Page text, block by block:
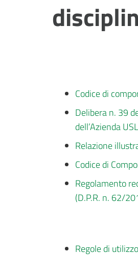
Codice di
Delibera n. 39
dell’Azienda
Relazione
Codice di
Regolamento
(D.P.R. n. 62/
Regole di